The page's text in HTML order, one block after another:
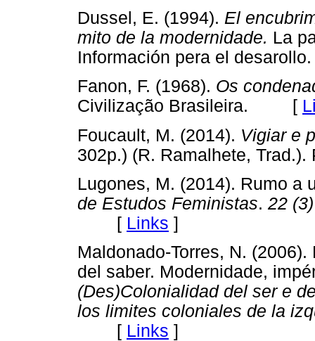
Dussel, E. (1994). El
mito de la modernidade. La
Información pera el
Fanon, F. (1968). Os
Civilização Brasileira. [
Foucault, M. (2014). Vigiar e
302p.) (R. Ramalhete,
Lugones, M. (2014). Rumo
de Estudos Feministas. 22 (3)
[ Links ]
Maldonado-Torres, N.
del saber. Modernidade,
(Des)Colonialidad del ser e
los limites coloniales de la
[ Links ]